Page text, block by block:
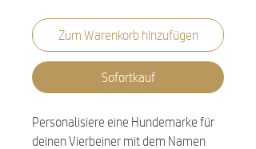
Zum Warenkorb hinzufügen
Sofortkauf
Personalisiere eine Hundemarke für
deinen Vierbeiner mit dem Namen